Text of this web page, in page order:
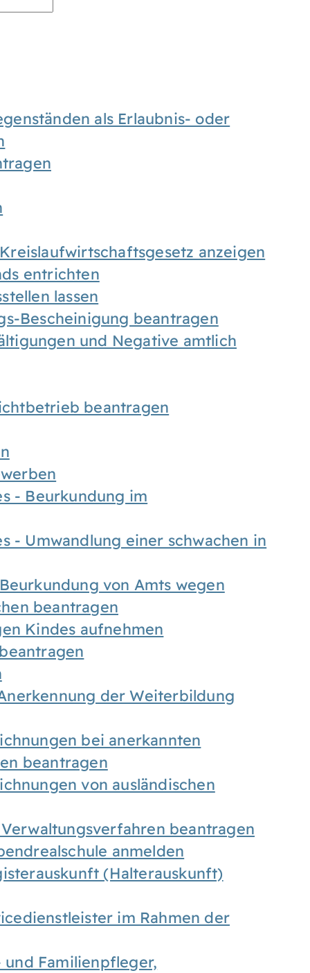
als Erlaubnis- oder
anzeigen
entrichten
lassen
Bescheinigung beantragen
und Negative amtlich
beantragen
- Beurkundung im
- Umwandlung einer schwachen in
von Amts wegen
beantragen
Kindes aufnehmen
der Weiterbildung
bei anerkannten
beantragen
von ausländischen
beantragen
anmelden
(Halterauskunft)
im Rahmen der
Familienpfleger,